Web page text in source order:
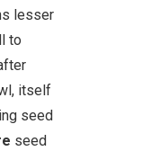
lesser
to
itself
seed
seed